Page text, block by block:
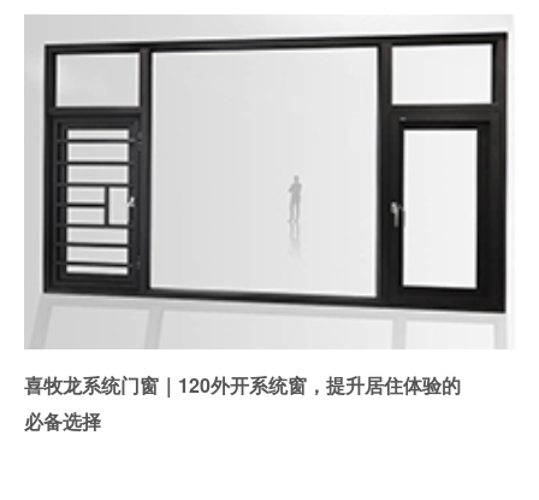
喜牧龙系统门窗｜120外开系统窗，提升居住体验的
必备选择